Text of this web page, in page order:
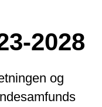
2028
og